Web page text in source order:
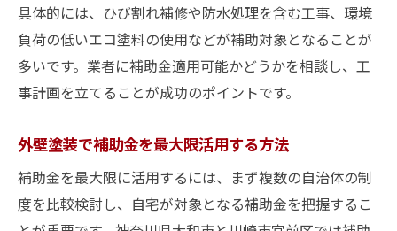
具体的には、ひび割れ補修や防水処理を含む工事、環境
負荷の低いエコ塗料の使用などが補助対象となることが
多いです。業者に補助金適用可能かどうかを相談し、工
事計画を立てることが成功のポイントです。
外壁塗装で補助金を最大限活用する方法
補助金を最大限に活用するには、まず複数の自治体の制
度を比較検討し、自宅が対象となる補助金を把握するこ